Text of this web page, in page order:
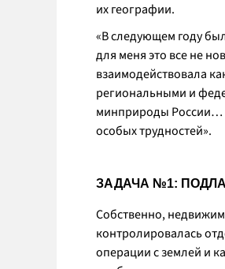
их географии.
«В следующем году
для меня это все не
взаимодействовала
региональными и
минприроды России…
особых трудностей».
ЗАДАЧА №1:
Собственно,
контролировалась
операции с землей и